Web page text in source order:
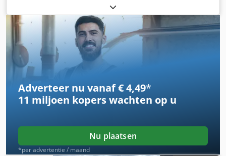
Diesel, 1 cylinder Hatz (1b40)\ Vooruit/ teruguit. Elektrisch
gestart. Breedte plaat: 60 cm Crjdpfexw H Hcex Anijf Prijs
per stuk: € 3.400,- ex BTW Meerdere op voorraad!
Adverteer nu vanaf € 4,49*
11 miljoen koperswachten op u
Nu plaatsen
*per advertentie / maand